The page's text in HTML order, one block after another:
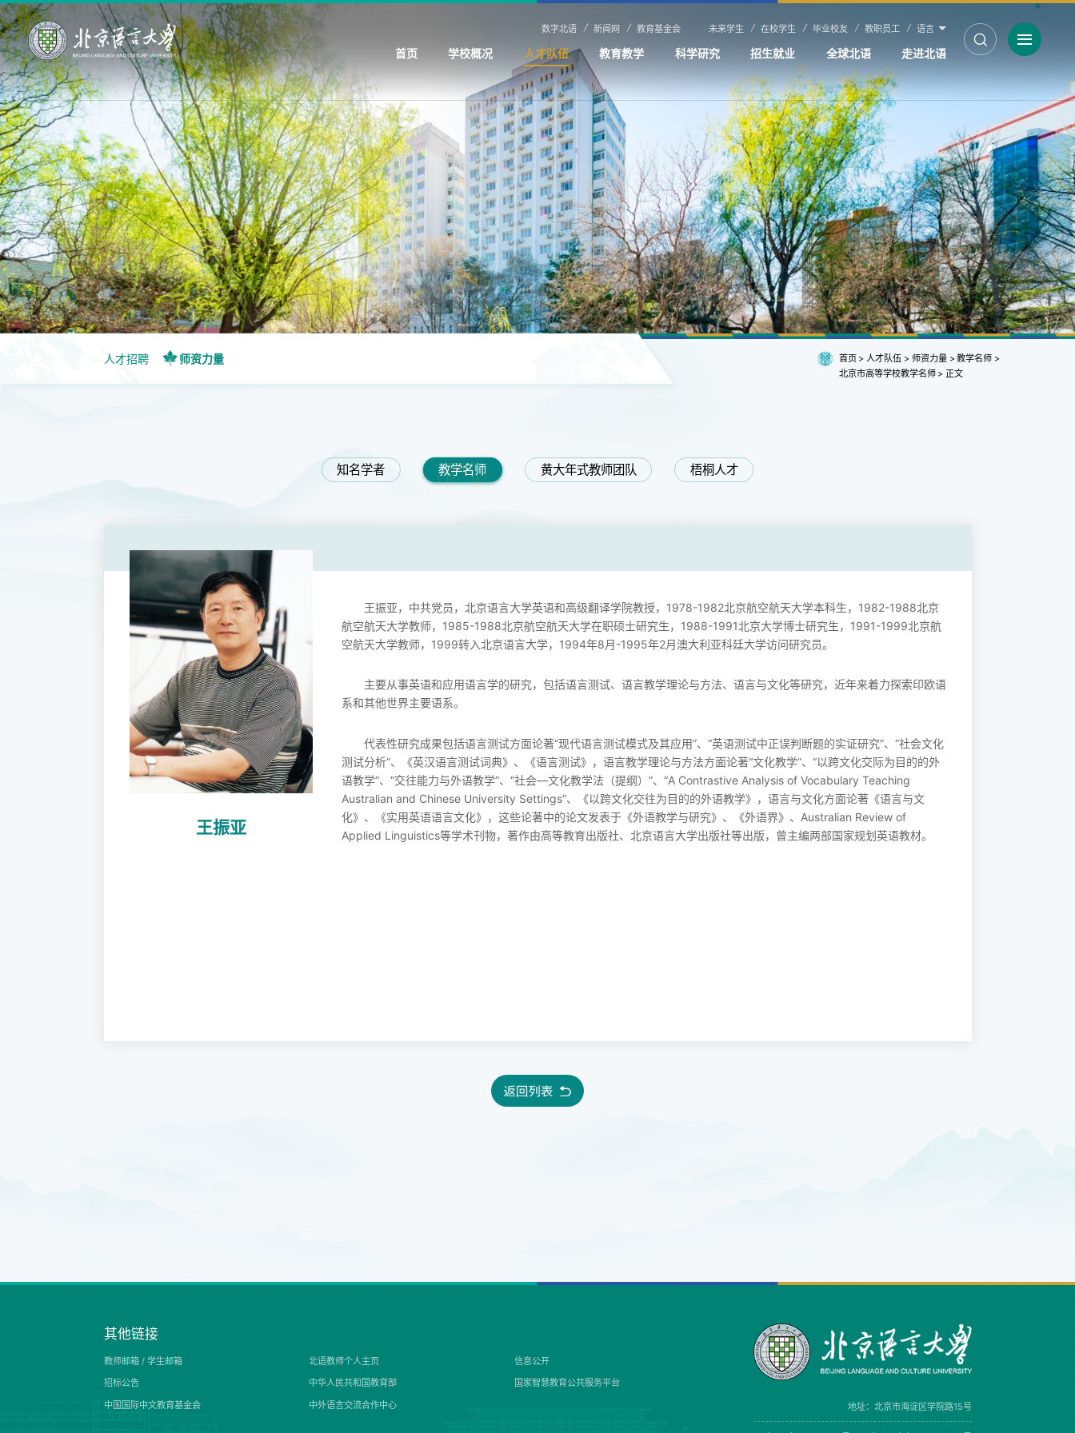
数字北语 新闻网 教育基金会 未来学生 在校学生 毕业校友 教职员工 语言
首页 学校概况 人才队伍 教育教学 科学研究 招生就业 全球北语 走进北语
人才招聘 师资力量 首页 > 人才队伍 > 师资力量 >教学名师 >
北京市高等学校教学名师 > 正文
知名学者 教学名师 黄大年式教师团队 梧桐人才
王振亚
王振亚，中共党员，北京语言大学英语和高级翻译学院教授，1978-1982北京航空航天大学本科生，1982-1988北京
航空航天大学教师，1985-1988北京航空航天大学在职硕士研究生，1988-1991北京大学博士研究生，1991-1999北京航
空航天大学教师，1999转入北京语言大学，1994年8月-1995年2月澳大利亚科廷大学访问研究员。
主要从事英语和应用语言学的研究，包括语言测试、语言教学理论与方法、语言与文化等研究，近年来着力探索印欧语
系和其他世界主要语系。
代表性研究成果包括语言测试方面论著“现代语言测试模式及其应用”、“英语测试中正误判断题的实证研究”、“社会文化
测试分析”、《英汉语言测试词典》、《语言测试》，语言教学理论与方法方面论著“文化教学”、“以跨文化交际为目的的外
语教学”、“交往能力与外语教学”、“社会—文化教学法（提纲）”、“A Contrastive Analysis of Vocabulary Teaching
Australian and Chinese University Settings”、《以跨文化交往为目的的外语教学》，语言与文化方面论著《语言与文
化》、《实用英语语言文化》，这些论著中的论文发表于《外语教学与研究》、《外语界》、 Australian Review of
Applied Linguistics等学术刊物，著作由高等教育出版社、北京语言大学出版社等出版，曾主编两部国家规划英语教材。
其他链接
教师邮箱 / 学生邮箱 北语教师个人主页
信息公开
招标公告
中华人民共和国教育部
国家智慧教育公共服务平台
中国国际中文教育基金会
中外语言交流合作中心 地址：北京市海淀区学院路15号